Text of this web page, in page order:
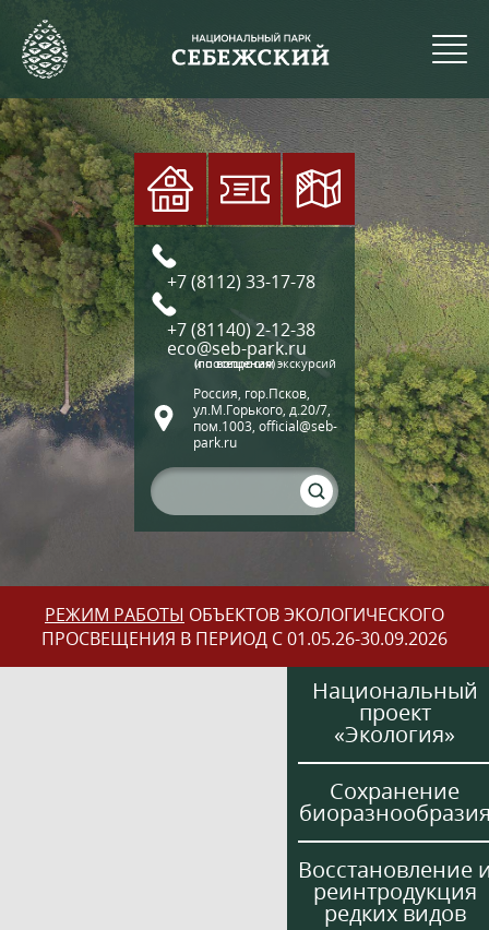
+7 (8112) 33-17-78
+7 (81140) 2-12-38
eco@seb-park.ru
(по вопросам экскурсий и посещения)
Россия, гор.Псков,
ул.М.Горького, д.20/7,
пом.1003, official@seb-
park.ru
РЕЖИМ РАБОТЫ ОБЪЕКТОВ ЭКОЛОГИЧЕСКОГО
ПРОСВЕЩЕНИЯ В ПЕРИОД С 01.05.26-30.09.2026
Национальный
проект
«Экология»
Сохранение
Восстановление
реинтродукция
редких видов